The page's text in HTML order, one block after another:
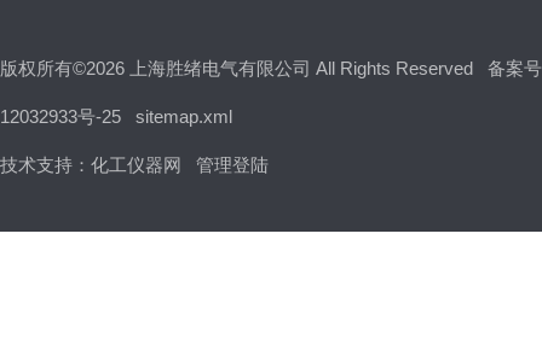
版权所有©2026 上海胜绪电气有限公司 All Rights Reserved 备案
12032933号-25 sitemap.xml
技术支持： 化工仪器网 管理登陆